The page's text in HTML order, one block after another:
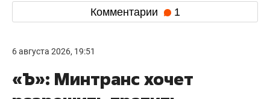
Комментарии 1
6 августа 2026, 19:51
«Ъ»: Минтранс хочет